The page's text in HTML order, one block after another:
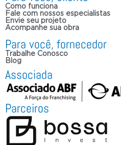
Como funciona
Fale com nossos especialistas
Envie seu projeto
Acompanhe sua obra
Para você, fornecedor
Trabalhe Conosco
Blog
Associada
Parceiros